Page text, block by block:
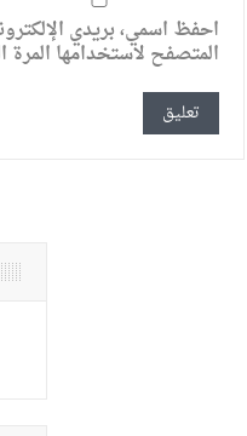
احفظ اسمي، بريدي
المتصفح لاستخدامها المرة